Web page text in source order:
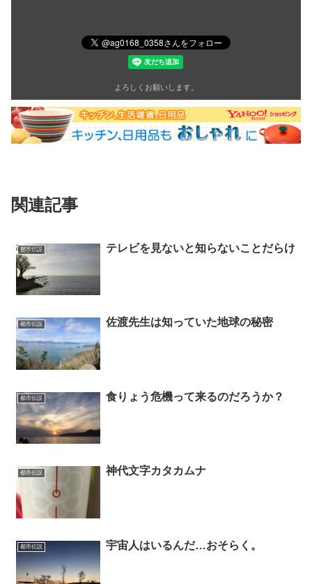
よろしくお願いします。
関連記事
都市伝説 テレビを見ないと知らないことだらけ
都市伝説 佐渡先生は知っていた地球の秘密
都市伝説 食りょう危機って来るのだろうか？
都市伝説 神代文字カタカムナ
都市伝説 宇宙人はいるんだ…おそらく。